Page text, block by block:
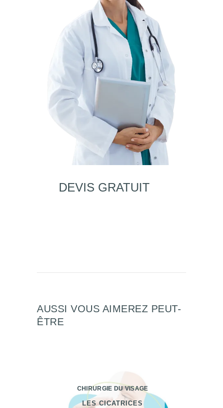
DEVIS GRATUIT
AUSSI VOUS AIMEREZ PEUT-
ÊTRE
CHIRURGIE DU VISAGE
LES CICATRICES